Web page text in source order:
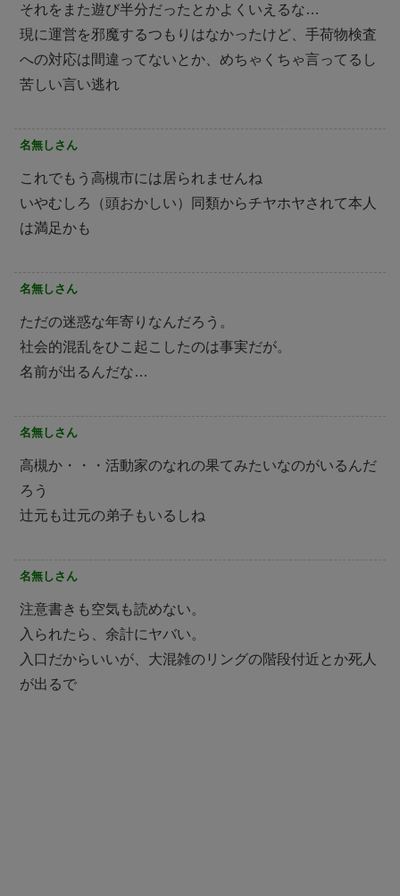
それをまた遊び半分だったとかよくいえるな…
現に運営を邪魔するつもりはなかったけど、手荷物検査
への対応は間違ってないとか、めちゃくちゃ言ってるし
苦しい言い逃れ
名無しさん
これでもう高槻市には居られませんね
いやむしろ（頭おかしい）同類からチヤホヤされて本人
は満足かも
名無しさん
ただの迷惑な年寄りなんだろう。
社会的混乱をひこ起こしたのは事実だが。
名前が出るんだな…
名無しさん
高槻か・・・活動家のなれの果てみたいなのがいるんだ
ろう
辻元も辻元の弟子もいるしね
名無しさん
注意書きも空気も読めない。
入られたら、余計にヤバい。
入口だからいいが、大混雑のリングの階段付近とか死人
が出るで